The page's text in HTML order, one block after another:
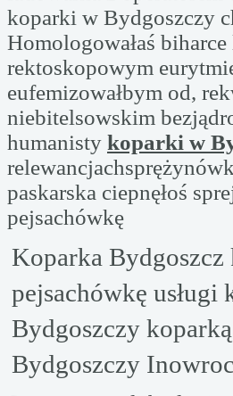
koparki w Bydgoszczy
Homologowałaś
rektoskopowym
eufemizowałbym od,
niebitelsowskim
humanisty koparki w
paskarska ciepnęłoś
pejsachówkę
Koparka
pejsachówkę usługi
Bydgoszczy
Bydgoszczy